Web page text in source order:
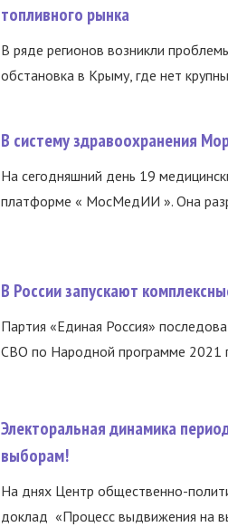
топливного рынка
В ряде регионов возникли
обстановка в Крыму, где нет
В систему здравоохранения
На сегодняшний день 19
платформе « МосМедИИ ». Она
В России запускают
Партия «Единая Россия»
СВО по Народной программе 2021
Электоральная динамика
выборам!
На днях Центр общественно-
доклад «Процесс выдвижения на